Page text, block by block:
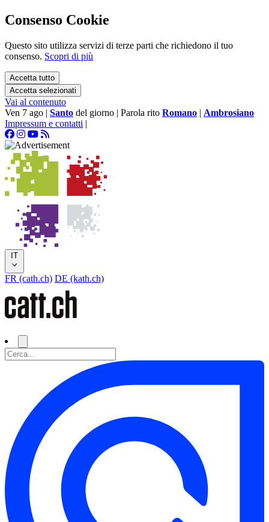
Consenso Cookie
Questo sito utilizza servizi di terze parti che richiedono il tuo
consenso. Scopri di più
Accetta tutto
Accetta selezionati
Vai al contenuto
Ven 7 ago | Santo del giorno | Parola rito Romano | Ambrosiano
Impressum e contatti |
IT
FR (cath.ch) DE (kath.ch)